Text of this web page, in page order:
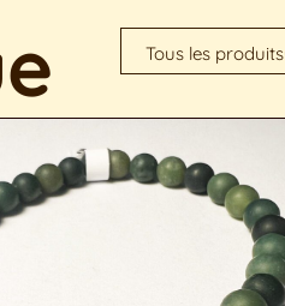
Tous les produits